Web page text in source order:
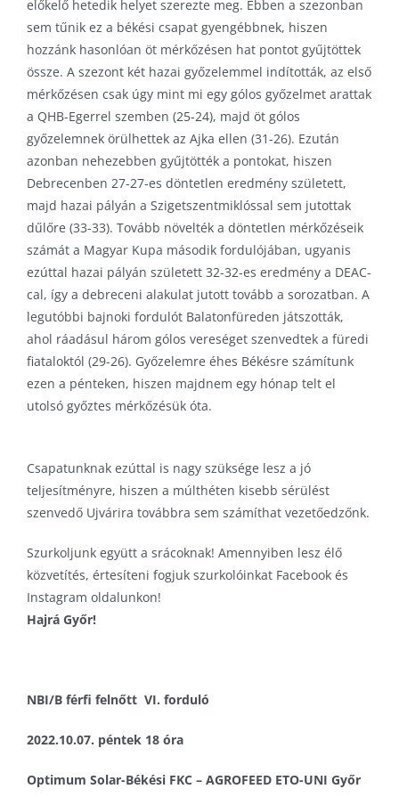
előkelő hetedik helyet szerezte meg. Ebben a szezonban
sem tűnik ez a békési csapat gyengébbnek, hiszen
hozzánk hasonlóan öt mérkőzésen hat pontot gyűjtöttek
össze. A szezont két hazai győzelemmel indították, az első
mérkőzésen csak úgy mint mi egy gólos győzelmet arattak
a QHB-Egerrel szemben (25-24), majd öt gólos
győzelemnek örülhettek az Ajka ellen (31-26). Ezután
azonban nehezebben gyűjtötték a pontokat, hiszen
Debrecenben 27-27-es döntetlen eredmény született,
majd hazai pályán a Szigetszentmiklóssal sem jutottak
dűlőre (33-33). Tovább növelték a döntetlen mérkőzéseik
számát a Magyar Kupa második fordulójában, ugyanis
ezúttal hazai pályán született 32-32-es eredmény a DEAC-
cal, így a debreceni alakulat jutott tovább a sorozatban. A
legutóbbi bajnoki fordulót Balatonfüreden játszották,
ahol ráadásul három gólos vereséget szenvedtek a füredi
fiataloktól (29-26). Győzelemre éhes Békésre számítunk
ezen a pénteken, hiszen majdnem egy hónap telt el
utolsó győztes mérkőzésük óta.
Csapatunknak ezúttal is nagy szüksége lesz a jó
teljesítményre, hiszen a múlthéten kisebb sérülést
szenvedő Ujvárira továbbra sem számíthat vezetőedzőnk.
Szurkoljunk együtt a srácoknak! Amennyiben lesz élő
közvetítés, értesíteni fogjuk szurkolóinkat Facebook és
Instagram oldalunkon!
Hajrá Győr!
NBI/B férfi felnőtt VI. forduló
2022.10.07. péntek 18 óra
Optimum Solar-Békési FKC – AGROFEED ETO-UNI Győr